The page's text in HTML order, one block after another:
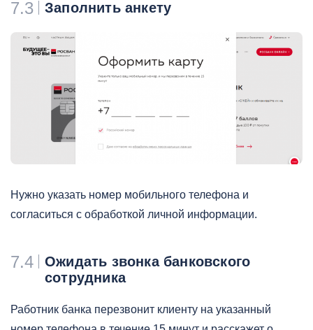
7.3 Заполнить анкету
Нужно указать номер мобильного телефона и
согласиться с обработкой личной информации.
7.4
Ожидать звонка банковского
сотрудника
Работник банка перезвонит клиенту на указанный